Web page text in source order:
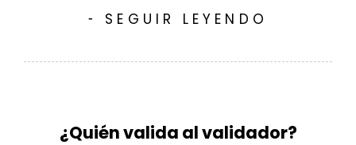
- SEGUIR LEYENDO
¿Quién valida al validador?